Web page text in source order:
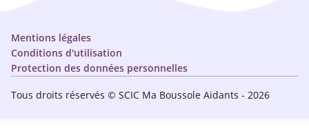
Tous droits réservés © SCIC Ma Boussole Aidants - 2026
Mentions légales
Conditions d'utilisation
Protection des données personnelles